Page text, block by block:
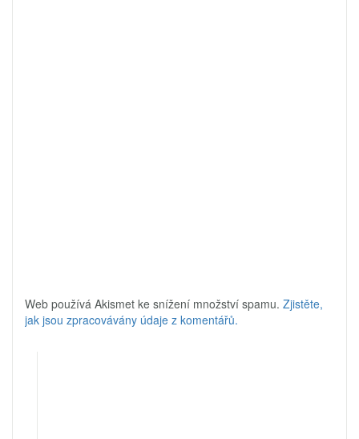
Web používá Akismet ke snížení množství spamu. Zjistěte,
jak jsou zpracovávány údaje z komentářů.